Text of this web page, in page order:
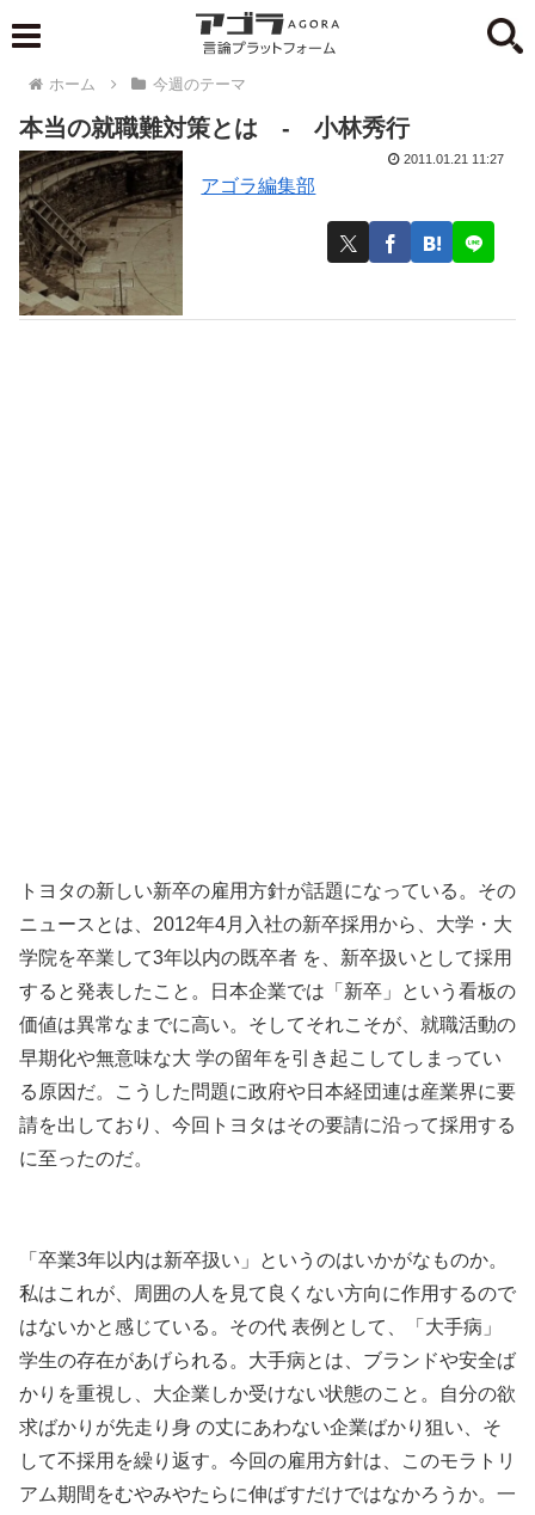
ホーム 今週のテーマ
本当の就職難対策とは - 小林秀行
アゴラ編集部
2011.01.21 11:27
トヨタの新しい新卒の雇用方針が話題になっている。その
ニュースとは、2012年4月入社の新卒採用から、大学・大
学院を卒業して3年以内の既卒者 を、新卒扱いとして採用
すると発表したこと。日本企業では「新卒」という看板の
価値は異常なまでに高い。そしてそれこそが、就職活動の
早期化や無意味な大 学の留年を引き起こしてしまってい
る原因だ。こうした問題に政府や日本経団連は産業界に要
請を出しており、今回トヨタはその要請に沿って採用する
に至ったのだ。
「卒業3年以内は新卒扱い」というのはいかがなものか。
私はこれが、周囲の人を見て良くない方向に作用するので
はないかと感じている。その代 表例として、「大手病」
学生の存在があげられる。大手病とは、ブランドや安全ば
かりを重視し、大企業しか受けない状態のこと。自分の欲
求ばかりが先走り身 の丈にあわない企業ばかり狙い、そ
して不採用を繰り返す。今回の雇用方針は、このモラトリ
アム期間をむやみやたらに伸ばすだけではなかろうか。一